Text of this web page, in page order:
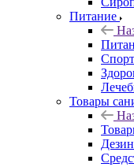
Питание
Товары